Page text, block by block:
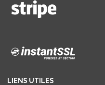
LIENS UTILES